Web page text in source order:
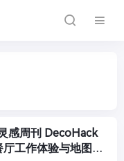
感周刊 DecoHack
工作体验与地图真